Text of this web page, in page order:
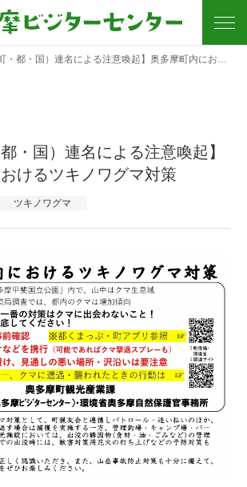
【三者（町・都・国）連名による注意喚起】奥多摩町内におけるツキノワグマ対策
・国）連名による注意喚起】
けるツキノワグマ対策
ツキノワグマ